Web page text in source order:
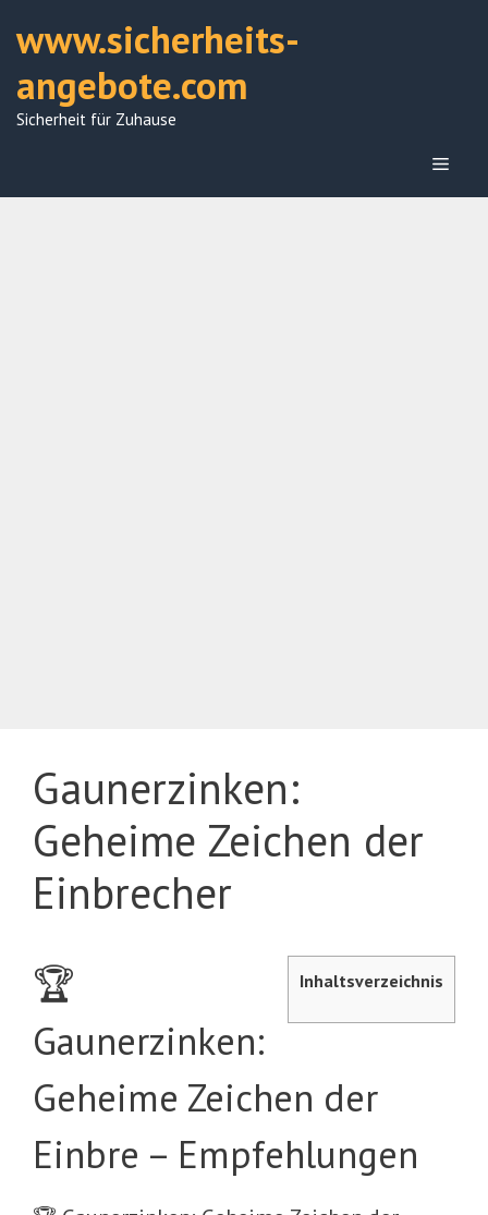
Inhalt
www.sicherheits-
angebote.com
Sicherheit für Zuhause
Menü
Gaunerzinken:
Geheime Zeichen der
Einbrecher
Inhaltsverzeichnis
🏆
Gaunerzinken:
Geheime Zeichen der
Einbre – Empfehlungen